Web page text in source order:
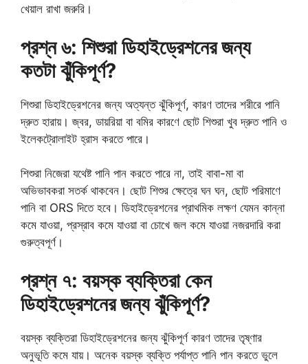
খেয়াল রাখা জরুরি।
প্রশ্ন ৬: শিশুরা ডিহাইড্রেশনের জন্য
কতটা ঝুঁকিপূর্ণ?
শিশুরা ডিহাইড্রেশনের জন্য অত্যন্ত ঝুঁকিপূর্ণ, কারণ তাদের শরীরে পানি
দ্রুত হারায়। জ্বর, ডায়রিয়া বা বমির কারণে ছোট শিশুরা খুব দ্রুত পানি ও
ইলেকট্রোলাইট হ্রাস করতে পারে।
শিশুরা নিজেরা যথেষ্ট পানি পান করতে পারে না, তাই বাবা-মা বা
অভিভাবকরা সতর্ক থাকবেন। ছোট শিশুর ক্ষেত্রে ঘন ঘন, ছোট পরিমাণে
পানি বা ORS দিতে হবে। ডিহাইড্রেশনের প্রাথমিক লক্ষণ যেমন কান্না
কমে যাওয়া, প্রস্রাব কমে যাওয়া বা চোখে জল কমে যাওয়া নজরদারি করা
গুরুত্বপূর্ণ।
প্রশ্ন ৭: বয়স্ক ব্যক্তিরা কেন
ডিহাইড্রেশনের জন্য ঝুঁকিপূর্ণ?
বয়স্ক ব্যক্তিরা ডিহাইড্রেশনের জন্য ঝুঁকিপূর্ণ কারণ তাদের তৃষ্ণার
অনুভূতি কমে যায়। অনেক বয়স্ক ব্যক্তি পর্যাপ্ত পানি পান করতে ভুলে